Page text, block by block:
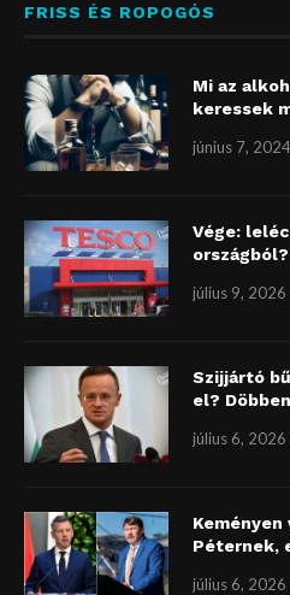
FRISS ÉS ROPOGÓS
Mi az
keressek
június 7, 2024
Vége:
július 9, 2026
Szijjártó
el?
július 6, 2026
Keményen
Péternek,
július 6, 2026